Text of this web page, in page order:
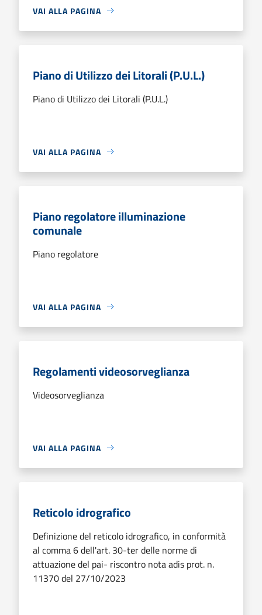
VAI ALLA PAGINA
Piano di Utilizzo dei Litorali (P.U.L.)
Piano di Utilizzo dei Litorali (P.U.L.)
VAI ALLA PAGINA
Piano regolatore illuminazione
comunale
Piano regolatore
VAI ALLA PAGINA
Regolamenti videosorveglianza
Videosorveglianza
VAI ALLA PAGINA
Reticolo idrografico
Definizione del reticolo idrografico, in conformità
al comma 6 dell'art. 30-ter delle norme di
attuazione del pai- riscontro nota adis prot. n.
11370 del 27/10/2023